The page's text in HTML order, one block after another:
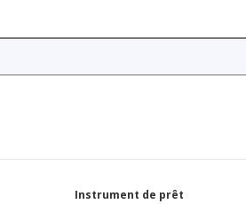
Instrument de prêt